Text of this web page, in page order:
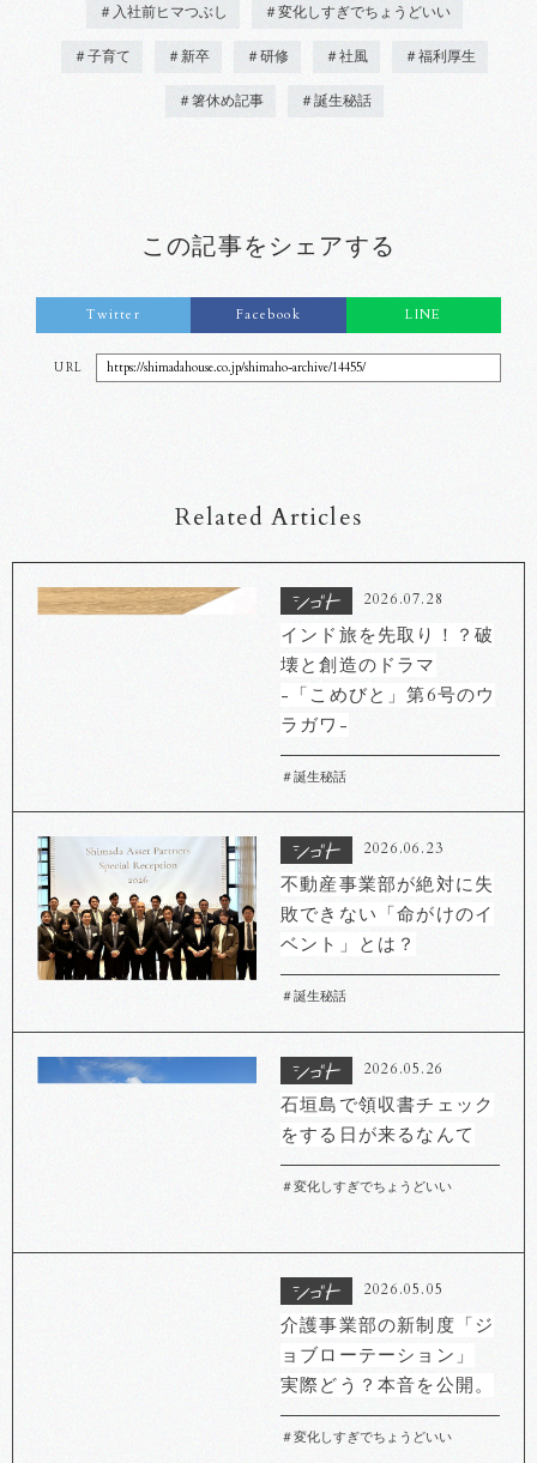
＃入社前ヒマつぶし ＃変化しすぎでちょうどいい
＃子育て ＃新卒 ＃研修 ＃社風 ＃福利厚生
＃箸休め記事 ＃誕生秘話
この記事をシェアする
Twitter Facebook LINE
URL https://shimadahouse.co.jp/shimaho-archive/14455/
Related Articles
2026.07.28
インド旅を先取り！？破
壊と創造のドラマ
-「こめびと」第6号のウ
ラガワ-
＃誕生秘話
2026.06.23
不動産事業部が絶対に失
敗できない「命がけのイ
ベント」とは？
＃誕生秘話
2026.05.26
石垣島で領収書チェック
をする日が来るなんて
＃変化しすぎでちょうどいい
2026.05.05
介護事業部の新制度「ジ
ョブローテーション」
実際どう？本音を公開。
＃変化しすぎでちょうどいい